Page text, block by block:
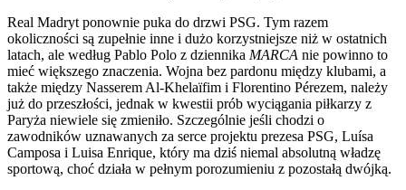
Real Madryt ponownie puka do drzwi PSG. Tym razem
okoliczności są zupełnie inne i dużo korzystniejsze niż w ostatnich
latach, ale według Pablo Polo z dziennika MARCA nie powinno to
mieć większego znaczenia. Wojna bez pardonu między klubami, a
także między Nasserem Al-Khelaïfim i Florentino Pérezem, należy
już do przeszłości, jednak w kwestii prób wyciągania piłkarzy z
Paryża niewiele się zmieniło. Szczególnie jeśli chodzi o
zawodników uznawanych za serce projektu prezesa PSG, Luísa
Camposa i Luisa Enrique, który ma dziś niemal absolutną władzę
sportową, choć działa w pełnym porozumieniu z pozostałą dwójką.